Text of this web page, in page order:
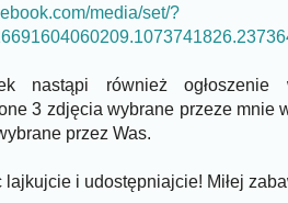
media/set/?
nastąpi również ogłoszenie
3 zdjęcia wybrane przeze mnie
przez Was.
lajkujcie i udostępniajcie! Miłej